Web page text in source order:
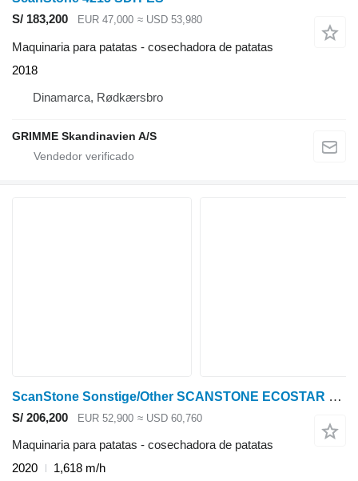
S/ 183,200
EUR 47,000 ≈ USD 53,980
Maquinaria para patatas - cosechadora de patatas
2018
Dinamarca, Rødkærsbro
GRIMME Skandinavien A/S
ScanStone Sonstige/Other SCANSTONE ECOSTAR 4215ES
S/ 206,200 EUR 52,900 ≈ USD 60,760
Maquinaria para patatas - cosechadora de patatas
2020
1,618 m/h